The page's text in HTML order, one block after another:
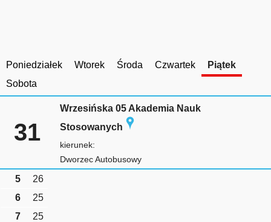
Poniedziałek Wtorek Środa Czwartek
Piątek
Sobota
31
Wrzesińska 05 Akademia Nauk
Stosowanych
kierunek:
Dworzec Autobusowy
5
26
6
25
7
25